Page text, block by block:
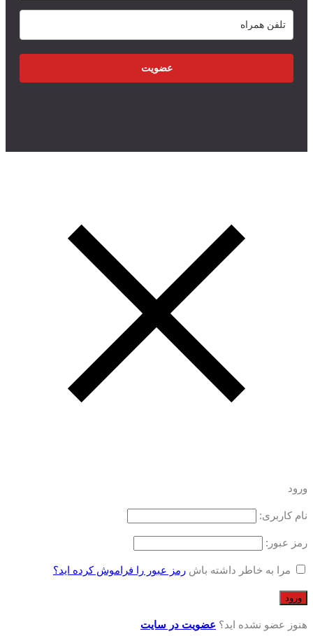
عضویت
ورود
نام کاربری:
رمز عبور:
مرا به خاطر داشته باش رمز عبور را فراموش کرده اید؟
هنوز عضو نشده اید؟ عضویت در سایت